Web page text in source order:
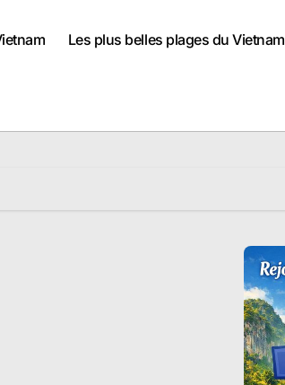
Les plus belles plages du Vietnam